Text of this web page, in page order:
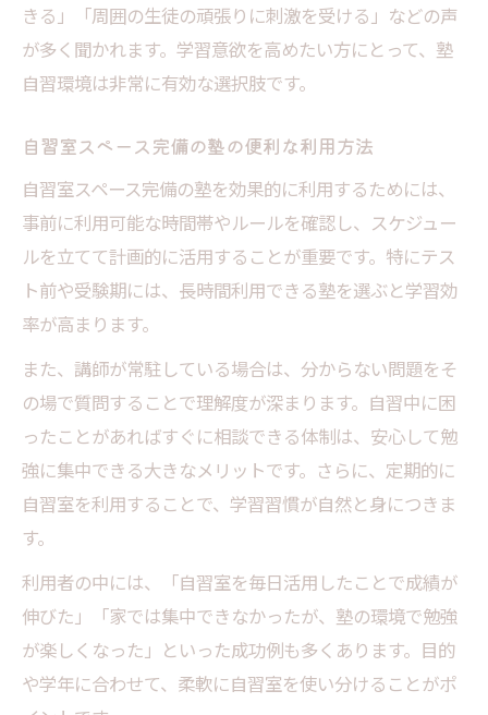
きる」「周囲の生徒の頑張りに刺激を受ける」などの声
が多く聞かれます。学習意欲を高めたい方にとって、塾
自習環境は非常に有効な選択肢です。
自習室スペース完備の塾の便利な利用方法
自習室スペース完備の塾を効果的に利用するためには、
事前に利用可能な時間帯やルールを確認し、スケジュー
ルを立てて計画的に活用することが重要です。特にテス
ト前や受験期には、長時間利用できる塾を選ぶと学習効
率が高まります。
また、講師が常駐している場合は、分からない問題をそ
の場で質問することで理解度が深まります。自習中に困
ったことがあればすぐに相談できる体制は、安心して勉
強に集中できる大きなメリットです。さらに、定期的に
自習室を利用することで、学習習慣が自然と身につきま
す。
利用者の中には、「自習室を毎日活用したことで成績が
伸びた」「家では集中できなかったが、塾の環境で勉強
が楽しくなった」といった成功例も多くあります。目的
や学年に合わせて、柔軟に自習室を使い分けることがポ